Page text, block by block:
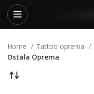
Home Tattoo oprema
Ostala Oprema